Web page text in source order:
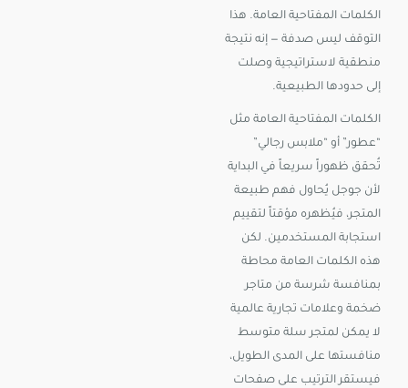
الكلمات المفتاحية العامة. هذا
التوقف ليس صدفة — إنه نتيجة
منطقية لاستراتيجية وصلت
إلى حدودها الطبيعية.
الكلمات المفتاحية العامة مثل
“عطور” أو “ملابس رجالي”
تُحقق ظهوراً سريعاً في البداية
لأن جوجل يُحاول فهم طبيعة
المتجر، فيُظهره مؤقتاً لتقييم
استجابة المستخدمين. لكن
هذه الكلمات العامة محاطة
بمنافسة شرسة من متاجر
ضخمة وعلامات تجارية عالمية
لا يمكن لمتجر سلة متوسط
منافستها على المدى الطويل،
فيستقر الترتيب على صفحات